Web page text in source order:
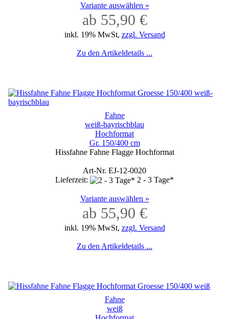
Variante auswählen »
ab 55,90 €
inkl. 19% MwSt, zzgl. Versand
Zu den Artikeldetails ...
Fahne
weiß-bayrischblau
Hochformat
Gr. 150/400 cm
Hissfahne Fahne Flagge Hochformat
Art-Nr. EJ-12-0020
Lieferzeit:
2 - 3 Tage*
Variante auswählen »
ab 55,90 €
inkl. 19% MwSt, zzgl. Versand
Zu den Artikeldetails ...
Fahne
weiß